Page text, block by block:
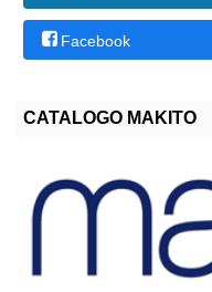
Facebook
CATALOGO MAKITO